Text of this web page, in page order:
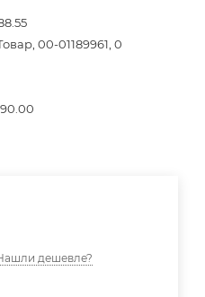
00-01189961, 0
дешевле?